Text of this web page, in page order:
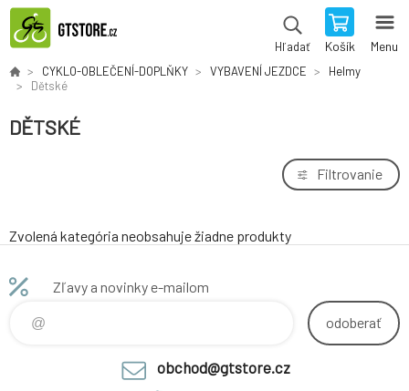
Hľadať Košík Menu
CYKLO-OBLEČENÍ-DOPLŇKY VYBAVENÍ JEZDCE
Helmy
Dětské
DĚTSKÉ
Filtrovanie
Zvolená kategória neobsahuje žiadne produkty
Zľavy a novinky e-mailom
odoberať
obchod@gtstore.cz